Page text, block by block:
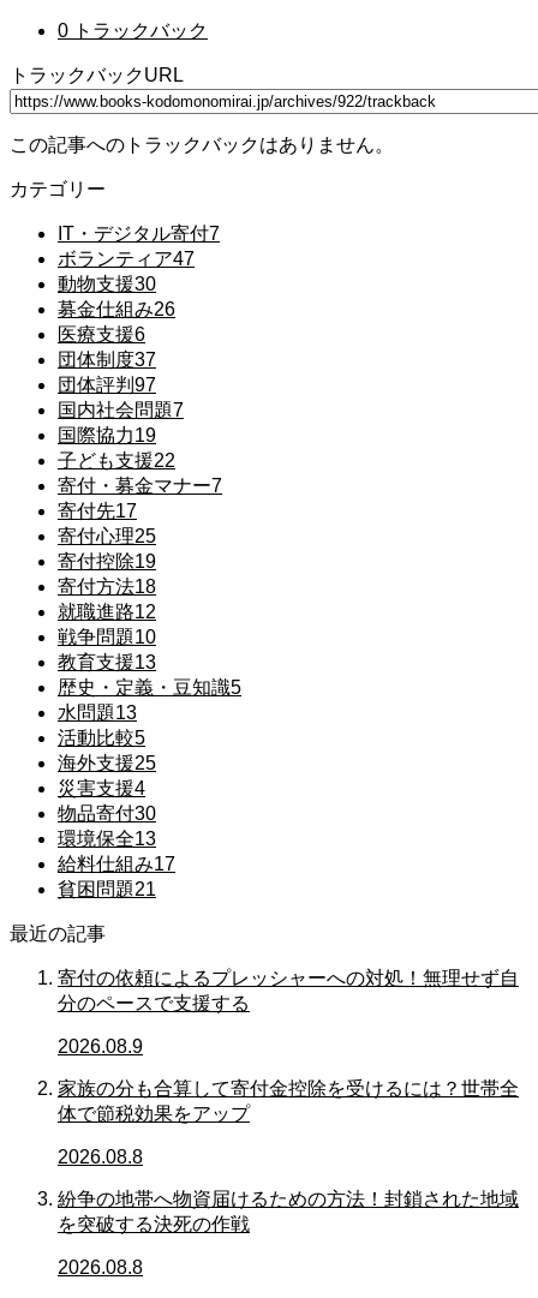
0 トラックバック
トラックバックURL
この記事へのトラックバックはありません。
カテゴリー
IT・デジタル寄付7
ボランティア47
動物支援30
募金仕組み26
医療支援6
団体制度37
団体評判 97
国内社会問題7
国際協力19
子ども支援22
寄付・募金マナー7
寄付先17
寄付心理25
寄付控除19
寄付方法18
就職進路12
戦争問題10
教育支援13
歴史・定義・豆知識5
水問題13
活動比較5
海外支援25
災害支援4
物品寄付30
環境保全13
給料仕組み17
貧困問題21
最近の記事
寄付の依頼によるプレッシャーへの対処！無理せず自
分のペースで支援する
2026.08.9
家族の分も合算して寄付金控除を受けるには？世帯全
体で節税効果をアップ
2026.08.8
紛争の地帯へ物資届けるための方法！封鎖された地域
を突破する決死の作戦
2026.08.8